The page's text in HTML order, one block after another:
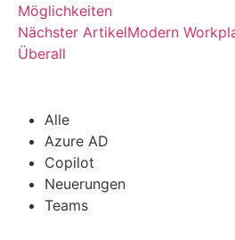
Möglichkeiten
Nächster ArtikelModern
Überall
Alle
Azure AD
Copilot
Neuerungen
Teams